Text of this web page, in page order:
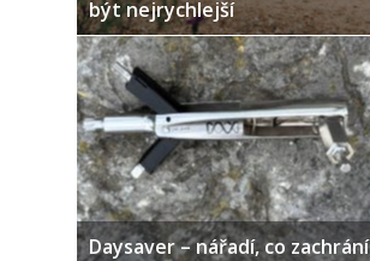
být nejrychlejší
Daysaver – nářadí, co zachrání